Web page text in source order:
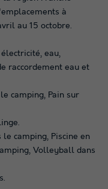
à
au 15 octobre.
eau,
raccordement eau et
camping, Pain sur
camping, Piscine en
Volleyball dans